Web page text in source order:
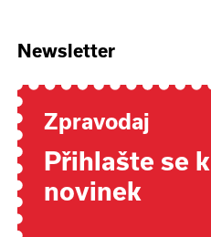
Newsletter
Zpravodaj
Přihlašte se
novinek